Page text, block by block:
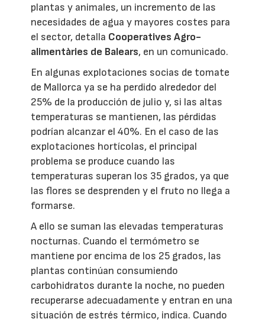
plantas y animales, un incremento de las
necesidades de agua y mayores costes para
el sector, detalla Cooperatives Agro-
alimentàries de Balears, en un comunicado.
En algunas explotaciones socias de tomate
de Mallorca ya se ha perdido alrededor del
25% de la producción de julio y, si las altas
temperaturas se mantienen, las pérdidas
podrían alcanzar el 40%. En el caso de las
explotaciones hortícolas, el principal
problema se produce cuando las
temperaturas superan los 35 grados, ya que
las flores se desprenden y el fruto no llega a
formarse.
A ello se suman las elevadas temperaturas
nocturnas. Cuando el termómetro se
mantiene por encima de los 25 grados, las
plantas continúan consumiendo
carbohidratos durante la noche, no pueden
recuperarse adecuadamente y entran en una
situación de estrés térmico, indica. Cuando